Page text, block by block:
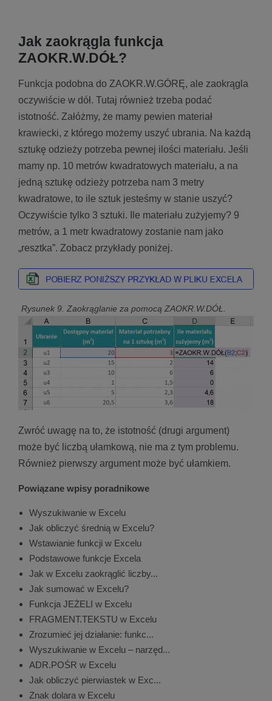
Jak zaokrągla funkcja
ZAOKR.W.DÓŁ?
Funkcja podobna do ZAOKR.W.GÓRĘ, ale zaokrągla
oczywiście w dół. Tutaj również trzeba podać
istotność. Załóżmy, że mamy pewien materiał
krawiecki, z którego możemy uszyć ubrania. Na każdą
sztukę odzieży potrzeba pewnej ilości materiału. Jeśli
mamy np. 10 metrów kwadratowych materiału, a na
jedną sztukę odzieży potrzeba nam 3 metry
kwadratowe, to ile sztuk jesteśmy w stanie uszyć?
Oczywiście tylko 3 sztuki. Ile materiału zużyjemy? 9
metrów, a 1 metr kwadratowy zostanie nam jako
„resztka”. Zobacz przykłady poniżej.
Rysunek 9. Zaokrąglanie za pomocą ZAOKR.W.DÓŁ.
Zwróć uwagę na to, że istotność (drugi argument)
może być liczbą ułamkową, nie ma z tym problemu.
Również pierwszy argument może być ułamkiem.
Powiązane wpisy poradnikowe
Wyszukiwanie w Excelu
Jak obliczyć średnią w Excelu?
Wstawianie funkcji w Excelu
Podstawowe funkcje Excela
Jak w Excelu zaokrąglić liczby...
Jak sumować w Excelu?
Funkcja JEŻELI w Excelu
FRAGMENT.TEKSTU w Excelu
Zrozumieć jej działanie: funkc...
Wyszukiwanie w Excelu – narzęd...
ADR.POŚR w Excelu
Jak obliczyć pierwiastek w Exc...
Znak dolara w Excelu